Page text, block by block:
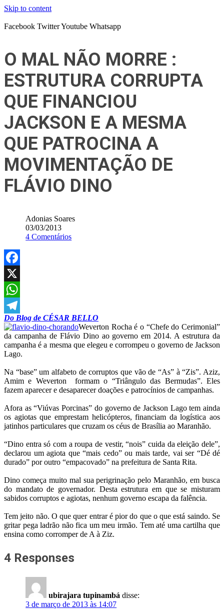
Skip to content
Facebook TwitterYoutube Whatsapp
O MAL NÃO MORRE :
ESTRUTURA CORRUPTA
QUE FINANCIOU
JACKSON E A MESMA
QUE PATROCINA A
MOVIMENTAÇÃO DE
FLÁVIO DINO
Adonias Soares
03/03/2013
4 Comentários
Facebook
X
WhatsApp
Telegram
Do Blog de CÉSAR BELLO
Weverton Rocha é o “Chefe do Cerimonial”
da campanha de Flávio Dino ao governo em 2014. A estrutura da
campanha é a mesma que elegeu e corrompeu o governo de Jackson
Lago.
Na “base” um alfabeto de corruptos que vão de “As” à “Zis”. Aziz,
Amim e Weverton formam o “Triângulo das Bermudas”. Eles
fazem aparecer e desaparecer doações e patrocínios de campanhas.
Afora as “Viúvas Porcinas” do governo de Jackson Lago tem ainda
os agiotas que emprestam helicópteros, financiam da logística aos
jatinhos particulares que cruzam os céus de Brasília ao Maranhão.
“Dino entra só com a roupa de vestir, “nois” cuida da eleição dele”,
declarou um agiota que “mais cedo” ou mais tarde, vai ser “Dé dé
durado” por outro “empacovado” na prefeitura de Santa Rita.
Dino começa muito mal sua perigrinação pelo Maranhão, em busca
do mandato de governador. Desta estrutura em que se misturam
sabidos corruptos e agiotas, nenhum governo escapa da falência.
Tem jeito não. O que quer entrar é pior do que o que está saindo. Se
gritar pega ladrão não fica um meu irmão. Tem até uma cartilha que
ensina como corromper de A à Ziz.
4 Responses
ubirajara tupinambá disse:
3 de março de 2013 às 14:07